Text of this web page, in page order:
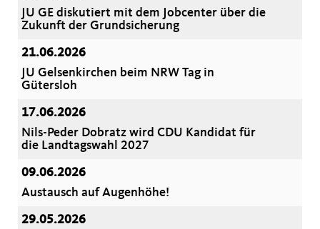
JU GE diskutiert mit dem Jobcenter über die
Zukunft der Grundsicherung
21.06.2026
JU Gelsenkirchen beim NRW Tag in
Gütersloh
17.06.2026
Nils-Peder Dobratz wird CDU Kandidat für
die Landtagswahl 2027
09.06.2026
Austausch auf Augenhöhe!
29.05.2026